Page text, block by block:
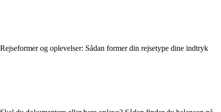
Rejseformer og oplevelser: Sådan former din rejsetype dine indtryk